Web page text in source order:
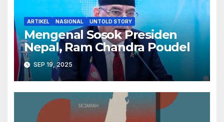
ARTIKEL NASIONAL UNTOLD STORY
Mengenal Sosok Presiden
Nepal, Ram Chandra Poudel
SEP 19, 2025